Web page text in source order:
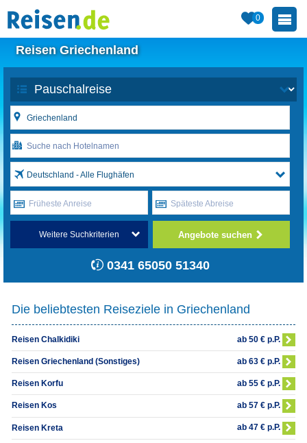
0
Reisen Griechenland
Deutschland - Alle Flughäfen
Früheste Anreise Späteste Abreise
Weitere Suchkriterien Angebote suchen
0341 65050 51340
Die beliebtesten Reiseziele in Griechenland
Reisen Chalkidiki ab 50 € p.P.
Reisen Griechenland (Sonstiges) ab 63 € p.P.
Reisen Korfu ab 55 € p.P.
Reisen Kos ab 57 € p.P.
Reisen Kreta ab 47 € p.P.